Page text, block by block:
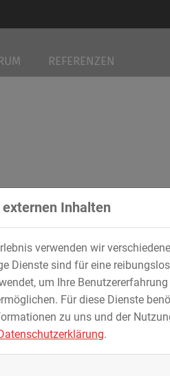
REFERENZEN
mit Wirkung zum 01.06.2026
Inhalten
verwenden wir
Dienste sind für eine
um Ihre
Für diese Dienste
zu uns und der
.